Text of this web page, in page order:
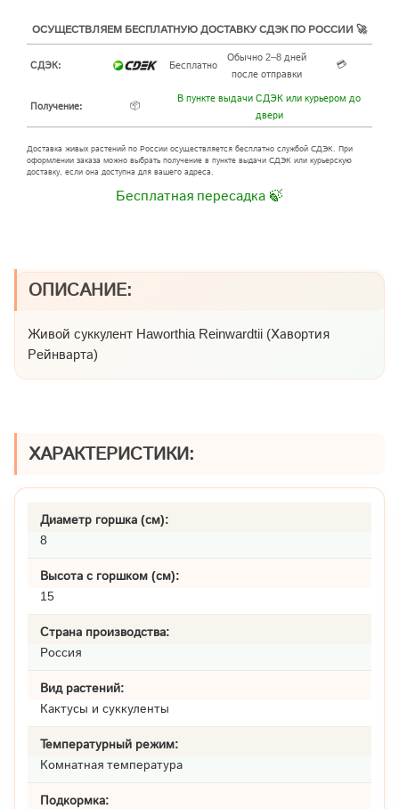
ОСУЩЕСТВЛЯЕМ БЕСПЛАТНУЮ ДОСТАВКУ СДЭК ПО РОССИИ 🚀
СДЭК: Бесплатно
Обычно 2–8 дней
после отправки
💳
Получение: 📦
В пункте выдачи СДЭК или курьером до
двери
Доставка живых растений по России осуществляется бесплатно службой СДЭК. При
оформлении заказа можно выбрать получение в пункте выдачи СДЭК или курьерскую
доставку, если она доступна для вашего адреса.
Бесплатная пересадка 🍃
ОПИСАНИЕ:
Живой суккулент Haworthia Reinwardtii (Хавортия
Рейнварта)
ХАРАКТЕРИСТИКИ:
Диаметр горшка (см):
8
Высота с горшком (см):
15
Страна производства:
Россия
Вид растений:
Кактусы и суккуленты
Температурный режим:
Комнатная температура
Подкормка: